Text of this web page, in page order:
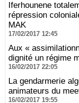
Iferhounene
répression
MAK
17/02/2017 12:45
Aux «
dignité un régime
16/02/2017 22:05
La gendarmerie
animateurs du
16/02/2017 19:55